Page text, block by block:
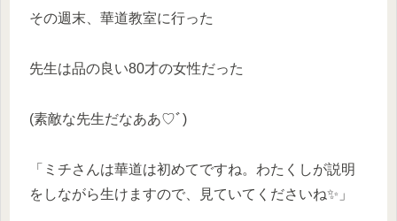
その週末、華道教室に行った
先生は品の良い80才の女性だった
(素敵な先生だなああ♡ﾞ)
「ミチさんは華道は初めてですね。わたくしが説明
をしながら生けますので、見ていてくださいね✨️」